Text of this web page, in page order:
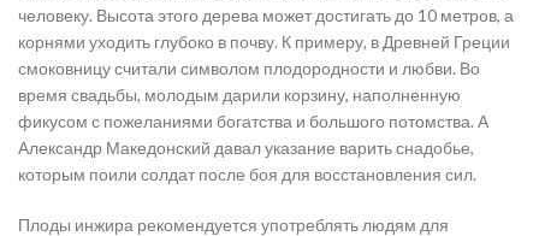
человеку. Высота этого дерева может достигать до 10 метров, а
корнями уходить глубоко в почву. К примеру, в Древней Греции
смоковницу считали символом плодородности и любви. Во
время свадьбы, молодым дарили корзину, наполненную
фикусом с пожеланиями богатства и большого потомства. А
Александр Македонский давал указание варить снадобье,
которым поили солдат после боя для восстановления сил.
Плоды инжира рекомендуется употреблять людям для